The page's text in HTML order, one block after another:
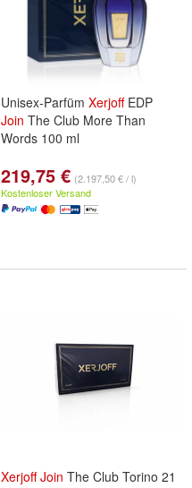
Unisex-Parfüm XerjoffEDP
Join The Club More Than
Words 100 ml
219,75 € (2.197,50 € / l)
Kostenloser Versand
Xerjoff Join The Club Torino 21